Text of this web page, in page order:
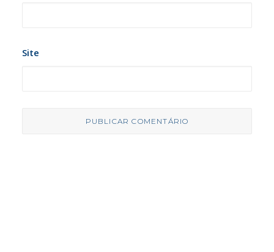
Site